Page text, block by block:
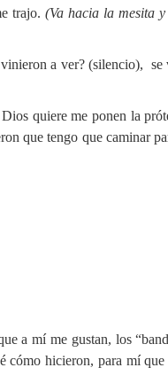
trajo.(Va hacia la mesita
a ver? (silencio), se
quiere me ponen la
que tengo que caminar
a mí me gustan, los
cómo hicieron, para mí